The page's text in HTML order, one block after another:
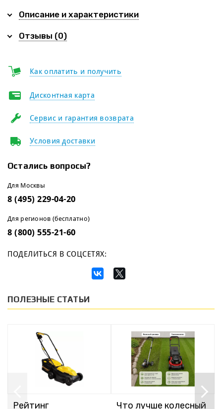
Описание и характеристики
Отзывы (0)
Как оплатить и получить
Дисконтная карта
Сервис и гарантия возврата
Условия доставки
Остались вопросы?
Для Москвы
8 (495) 229-04-20
Для регионов (бесплатно)
8 (800) 555-21-60
ПОДЕЛИТЬСЯ В СОЦСЕТЯХ:
ПОЛЕЗНЫЕ СТАТЬИ
Рейтинг Что лучше колесный